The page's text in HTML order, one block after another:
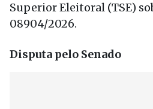
Superior Eleitoral (TSE)
08904/2026.
Disputa pelo Senado